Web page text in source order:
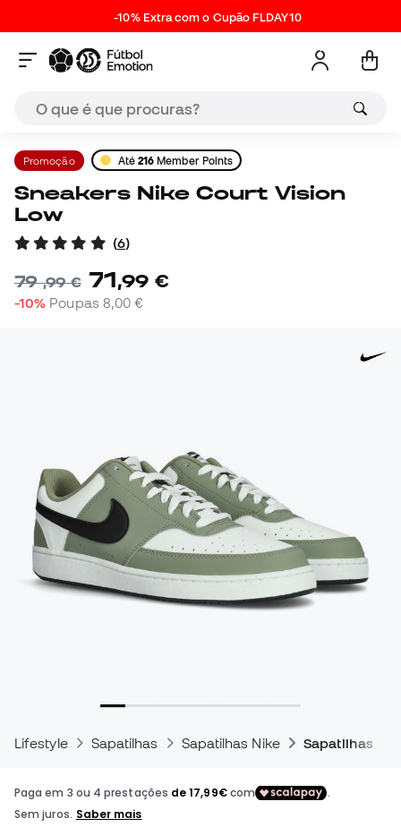
-10% Extra com o Cupão FLDAY10
Promoção Até 216 Member Points
Sneakers Nike Court Vision
Low
(6)
79,99 € 71,99 €
-10% Poupas 8,00 €
Lifestyle Sapatilhas Sapatilhas Nike Sapatilhas